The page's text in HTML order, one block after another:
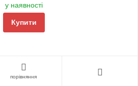
у наявності
Купити
порівняння